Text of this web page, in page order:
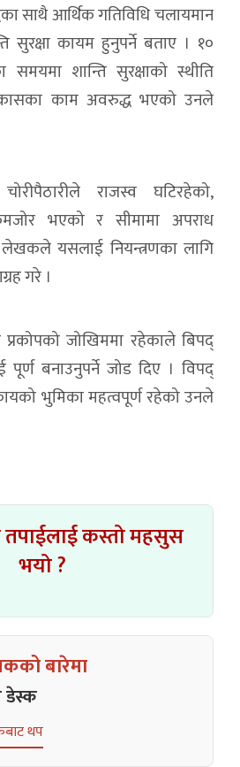
साथै आर्थिक गतिविधि चलायमान
सुरक्षा कायम हुनुपर्ने बताए । १०
समयमा शान्ति सुरक्षाको स्थीति
काम अवरुद्ध भएको उनले
राजस्व घटिरहेको,
भएको र सीमामा अपराध
लेखकले यसलाई नियन्त्रणका लागि
गरे ।
जोखिममा रहेकाले बिपद्
पूर्ण बनाउनुपर्ने जोड दिए । विपद्
भुमिका महत्वपूर्ण रहेको उनले
कस्तो महसुस
भयो ?
बारेमा
डेस्क
थप